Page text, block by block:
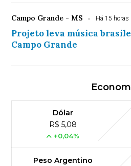
Campo Grande - MS Há 15 horas
Projeto leva música
Campo Grande
Dólar
R$ 5,08
+0,04%
Peso Argentino